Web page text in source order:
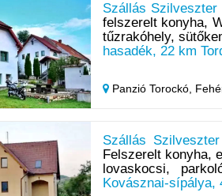
Szállás Szilveszter
felszerelt konyha,
tűzrakóhely,
hasadék, 22 km
Panzió Torockó,
Szállás
Felszerelt konyha,
lovaskocsi,
Kovásznai-sípálya,